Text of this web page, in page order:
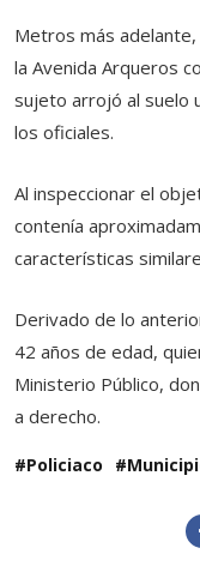
Metros más
la Avenida Arqueros
sujeto arrojó al suelo
los oficiales.
Al inspeccionar el
contenía
características
Derivado de lo
42 años de edad,
Ministerio Público,
a derecho.
Policiaco